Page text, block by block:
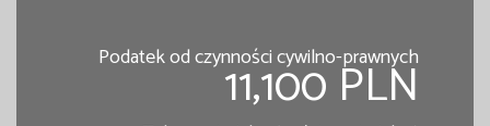
Podatek od czynności cywilno-prawnych
11,100 PLN